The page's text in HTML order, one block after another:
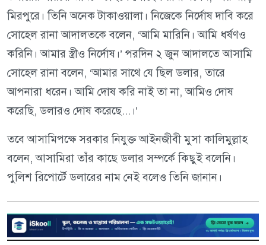
মিরপুরে। তিনি অনেক টাকাওয়ালা। নিজেকে নির্দোষ দাবি করে
সোহেল রানা আদালতকে বলেন, ‘আমি মারিনি। আমি ধর্ষণও
করিনি। আমার স্ত্রীও নির্দোষ।’ পরদিন ২ জুন আদালতে আসামি
সোহেল রানা বলেন, ‘আমার সাথে যে ছিল ডলার, তারে
আপনারা ধরেন। আমি দোষ করি নাই তা না, আমিও দোষ
করেছি, ডলারও দোষ করেছে...।’
তবে আসামিপক্ষে সরকার নিযুক্ত আইনজীবী মুসা কালিমুল্লাহ
বলেন, আসামিরা তাঁর কাছে ডলার সম্পর্কে কিছুই বলেনি।
পুলিশ রিপোর্টে ডলারের নাম নেই বলেও তিনি জানান।